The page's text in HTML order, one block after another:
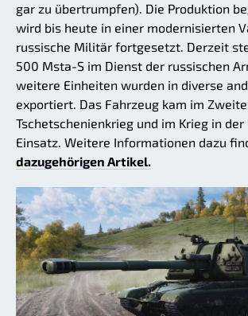
gar zu übertrumpfen). Die Produktion
wird bis heute in einer modernisierten
russische Militär fortgesetzt. Derzeit
500 Msta-S im Dienst der russischen
weitere Einheiten wurden in diverse
exportiert. Das Fahrzeug kam im
Tschetschenienkrieg und im Krieg in der
Einsatz. Weitere Informationen dazu
dazugehörigen Artikel.